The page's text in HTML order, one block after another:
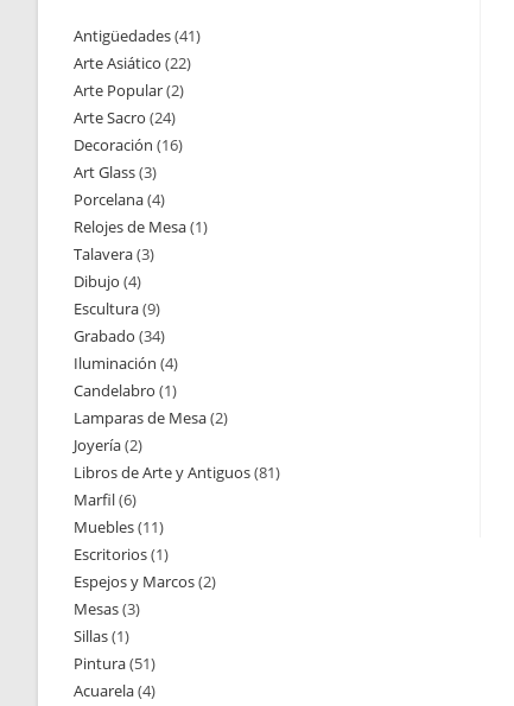
Antigüedades 4141
Arte Asiático 2222
Arte Popular 22
Arte Sacro 2424
productos
Decoración 1616
Art Glass 33
productos
Porcelana 44
productos
Relojes de Mesa 11
Talavera 33
Dibujo 44
productos
Escultura 99
productos
Grabado 3434
productos
Iluminación 44
productos
Candelabro 11
producto
Lamparas de Mesa 22
Joyería 22
productos
Libros de Arte y Antiguos 8181
Marfil 66
productos
Muebles 1111
productos
Escritorios 11
producto
Espejos y Marcos 22
Mesas 33
Sillas 11
producto
Pintura 5151
productos
Acuarela 44